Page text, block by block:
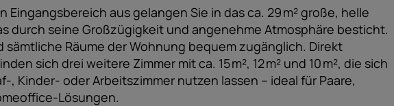
Eingangsbereich aus gelangen Sie in das ca. 29 m² große, helle
durch seine Großzügigkeit und angenehme Atmosphäre besticht.
sämtliche Räume der Wohnung bequem zugänglich. Direkt
sich drei weitere Zimmer mit ca. 15 m², 12 m² und 10 m², die sich
, Kinder- oder Arbeitszimmer nutzen lassen – ideal für Paare,
Lösungen.